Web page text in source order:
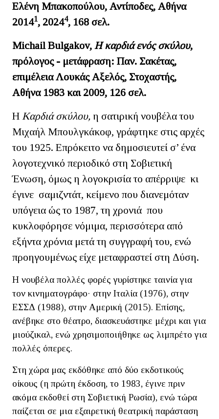
Ελένη Μπακοπούλου, Αντίποδες, Αθήνα
20141, 20244, 168 σελ.
Michail Bulgakov, Η καρδιά ενός σκύλου,
πρόλογος - μετάφραση: Παν. Σακέτας,
επιμέλεια Λουκάς Αξελός, Στοχαστής,
Αθήνα 1983 και 2009, 126 σελ.
Η Καρδιά σκύλου, η σατιρική νουβέλα του
Μιχαήλ Μπουλγκάκοφ, γράφτηκε στις αρχές
του 1925. Επρόκειτο να δημοσιευτεί σ’ ένα
λογοτεχνικό περιοδικό στη Σοβιετική
Ένωση, όμως η λογοκρισία το απέρριψε κι
έγινε σαμιζντάτ, κείμενο που διανεμόταν
υπόγεια ώς το 1987, τη χρονιά που
κυκλοφόρησε νόμιμα, περισσότερα από
εξήντα χρόνια μετά τη συγγραφή του, ενώ
προηγουμένως είχε μεταφραστεί στη Δύση.
Η νουβέλα πολλές φορές γυρίστηκε ταινία για
τον κινηματογράφο· στην Ιταλία (1976), στην
ΕΣΣΔ (1988), στην Αμερική (2015). Επίσης,
ανέβηκε στο θέατρο, διασκευάστηκε μέχρι και για
μιούζικαλ, ενώ χρησιμοποιήθηκε ως λιμπρέτο για
πολλές όπερες.
Στη χώρα μας εκδόθηκε από δύο εκδοτικούς
οίκους (η πρώτη έκδοση, το 1983, έγινε πριν
ακόμα εκδοθεί στη Σοβιετική Ρωσία), ενώ τώρα
παίζεται σε μια εξαιρετική θεατρική παράσταση